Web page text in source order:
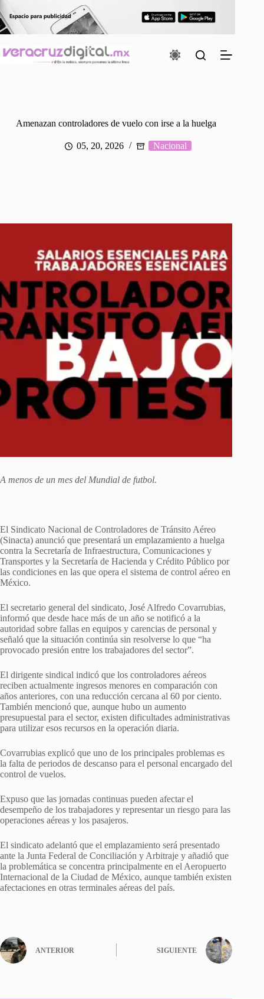
al
contenido
Amenazan controladores de vuelo con irse a la huelga
05, 20, 2026 Nacional
A menos de un mes del Mundial de futbol.
El Sindicato Nacional de Controladores de Tránsito Aéreo
(Sinacta) anunció que presentará un emplazamiento a huelga
contra la Secretaría de Infraestructura, Comunicaciones y
Transportes y la Secretaría de Hacienda y Crédito Público por
las condiciones en las que opera el sistema de control aéreo en
México.
El secretario general del sindicato, José Alfredo Covarrubias,
informó que desde hace más de un año se notificó a la
autoridad sobre fallas en equipos y carencias de personal y
señaló que la situación continúa sin resolverse lo que “ha
provocado presión entre los trabajadores del sector”.
El dirigente sindical indicó que los controladores aéreos
reciben actualmente ingresos menores en comparación con
años anteriores, con una reducción cercana al 60 por ciento.
También mencionó que, aunque hubo un aumento
presupuestal para el sector, existen dificultades administrativas
para utilizar esos recursos en la operación diaria.
Covarrubias explicó que uno de los principales problemas es
la falta de periodos de descanso para el personal encargado del
control de vuelos.
Expuso que las jornadas continuas pueden afectar el
desempeño de los trabajadores y representar un riesgo para las
operaciones aéreas y los pasajeros.
El sindicato adelantó que el emplazamiento será presentado
ante la Junta Federal de Conciliación y Arbitraje y añadió que
la problemática se concentra principalmente en el Aeropuerto
Internacional de la Ciudad de México, aunque también existen
afectaciones en otras terminales aéreas del país.
ANTERIOR SIGUIENTE